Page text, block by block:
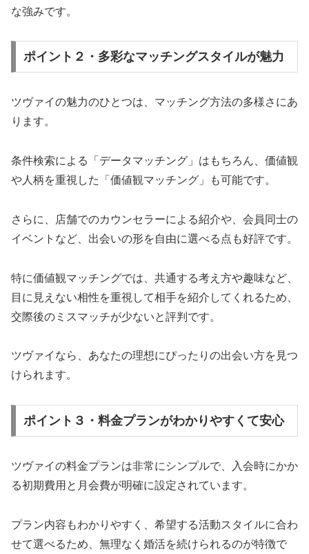
な強みです。
ポイント２・多彩なマッチングスタイルが魅力
ツヴァイの魅力のひとつは、マッチング方法の多様さにあ
ります。
条件検索による「データマッチング」はもちろん、価値観
や人柄を重視した「価値観マッチング」も可能です。
さらに、店舗でのカウンセラーによる紹介や、会員同士の
イベントなど、出会いの形を自由に選べる点も好評です。
特に価値観マッチングでは、共通する考え方や趣味など、
目に見えない相性を重視して相手を紹介してくれるため、
交際後のミスマッチが少ないと評判です。
ツヴァイなら、あなたの理想にぴったりの出会い方を見つ
けられます。
ポイント３・料金プランがわかりやすくて安心
ツヴァイの料金プランは非常にシンプルで、入会時にかか
る初期費用と月会費が明確に設定されています。
プラン内容もわかりやすく、希望する活動スタイルに合わ
せて選べるため、無理なく婚活を続けられるのが特徴で